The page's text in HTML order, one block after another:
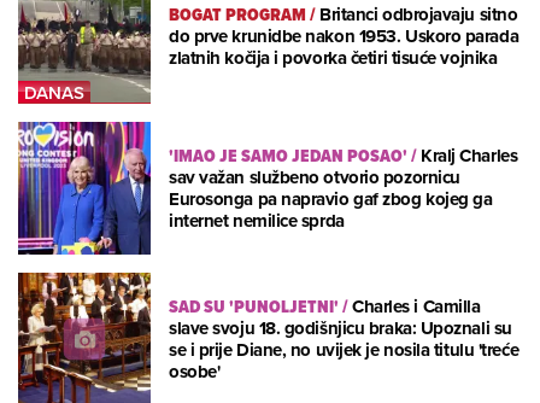
BOGAT PROGRAM/Britanci odbrojavaju sitno
do prve krunidbe nakon 1953. Uskoro parada
zlatnih kočija i povorka četiri tisuće vojnika
'IMAO JE SAMO JEDAN POSAO'/Kralj Charles
sav važan službeno otvorio pozornicu
Eurosonga pa napravio gaf zbog kojeg ga
internet nemilice sprda
SAD SU 'PUNOLJETNI'/Charles i Camilla
slave svoju 18. godišnjicu braka: Upoznali su
se i prije Diane, no uvijek je nosila titulu 'treće
osobe'